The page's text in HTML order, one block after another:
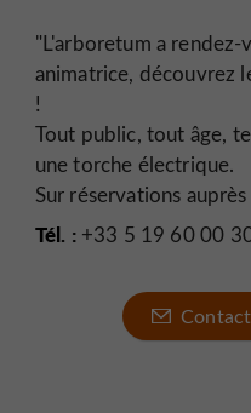
"L'arboretum a rendez-
animatrice, découvrez
!
Tout public, tout âge,
une torche électrique.
Sur réservations
Tél. :+33 5 19 60 00